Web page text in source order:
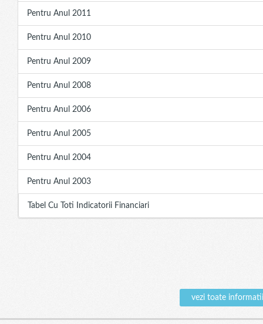
Pentru Anul 2011
Pentru Anul 2010
Pentru Anul 2009
Pentru Anul 2008
Pentru Anul 2006
Pentru Anul 2005
Pentru Anul 2004
Pentru Anul 2003
Tabel Cu Toti Indicatorii Financiari
vezi toate